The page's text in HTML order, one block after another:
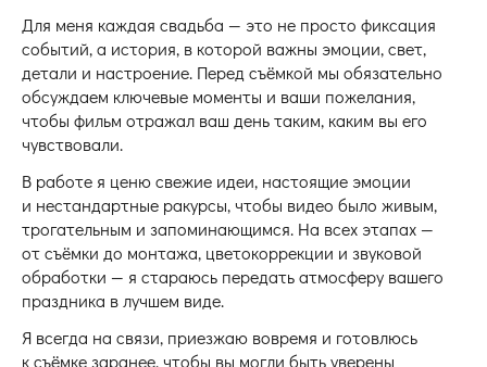
Для меня каждая свадьба — это не просто фиксация
событий, а история, в которой важны эмоции, свет,
детали и настроение. Перед съёмкой мы обязательно
обсуждаем ключевые моменты и ваши пожелания,
чтобы фильм отражал ваш день таким, каким вы его
чувствовали.
В работе я ценю свежие идеи, настоящие эмоции
и нестандартные ракурсы, чтобы видео было живым,
трогательным и запоминающимся. На всех этапах —
от съёмки до монтажа, цветокоррекции и звуковой
обработки — я стараюсь передать атмосферу вашего
праздника в лучшем виде.
Я всегда на связи, приезжаю вовремя и готовлюсь
к съёмке заранее, чтобы вы могли быть уверены